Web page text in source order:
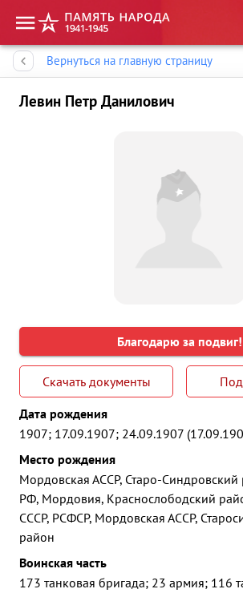
Вернуться на главную страницу
Левин Петр Данилович
Благодарю за подвиг!
Скачать документы
Дата рождения
1907; 17.09.1907; 24.09.1907
Место рождения
Мордовская АССР, Старо-Синдровский
РФ, Мордовия, Краснослободский
СССР, РСФСР, Мордовская АССР,
район
Воинская часть
173 танковая бригада; 23 армия; 116
Память народа